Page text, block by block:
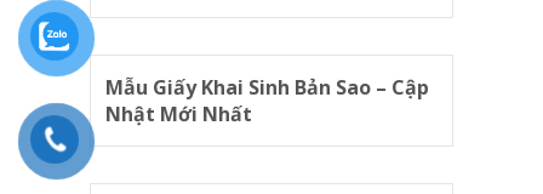
Mẫu Giấy Khai Sinh Bản Sao – Cập
Nhật Mới Nhất